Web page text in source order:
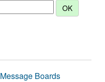
Message Boards